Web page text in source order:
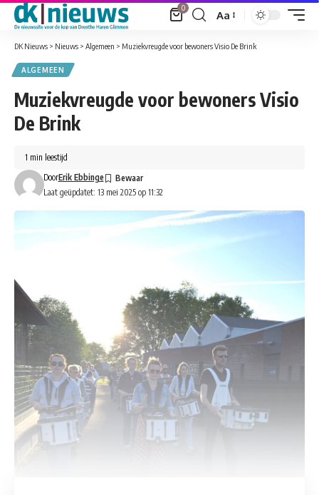
0
Font
Resizer
Aa
DK Nieuws > Nieuws > Algemeen > Muziekvreugde voor bewoners Visio De Brink
ALGEMEEN
Muziekvreugde voor bewoners Visio
De Brink
Laat geüpdatet: 13 mei 2025 op 11:32
DoorErik Ebbinge
1 min leestijd